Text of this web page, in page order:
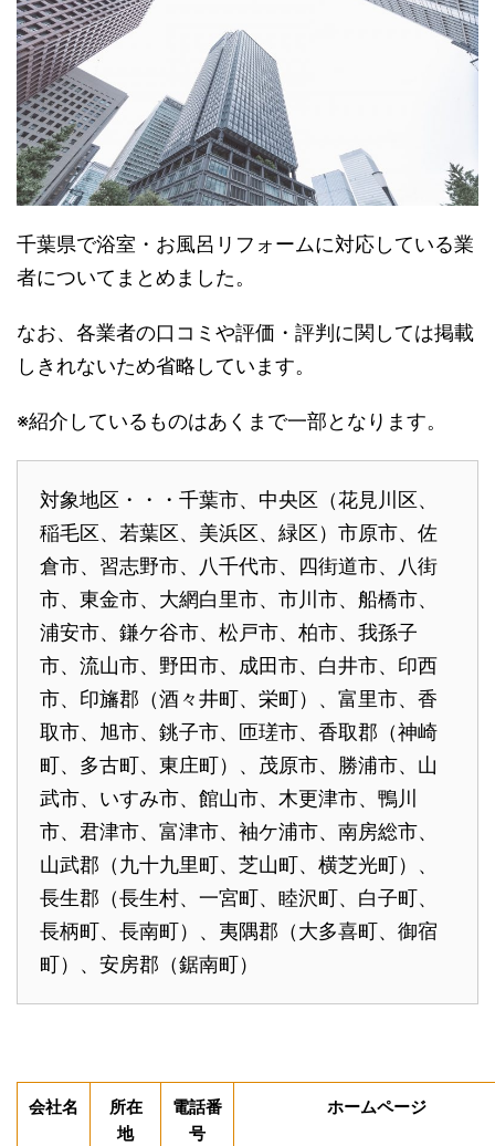
千葉県で浴室・お風呂リフォームに対応している業
者についてまとめました。
なお、各業者の口コミや評価・評判に関しては掲載
しきれないため省略しています。
※紹介しているものはあくまで一部となります。
対象地区・・・千葉市、中央区（花見川区、
稲毛区、若葉区、美浜区、緑区）市原市、佐
倉市、習志野市、八千代市、四街道市、八街
市、東金市、大網白里市、市川市、船橋市、
浦安市、鎌ケ谷市、松戸市、柏市、我孫子
市、流山市、野田市、成田市、白井市、印西
市、印旛郡（酒々井町、栄町）、富里市、香
取市、旭市、銚子市、匝瑳市、香取郡（神崎
町、多古町、東庄町）、茂原市、勝浦市、山
武市、いすみ市、館山市、木更津市、鴨川
市、君津市、富津市、袖ケ浦市、南房総市、
山武郡（九十九里町、芝山町、横芝光町）、
長生郡（長生村、一宮町、睦沢町、白子町、
長柄町、長南町）、夷隅郡（大多喜町、御宿
町）、安房郡（鋸南町）
会社名
所在
地
電話番
号
ホームページ